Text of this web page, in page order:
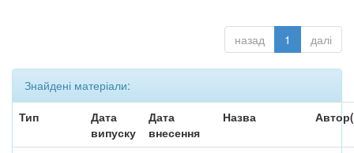
назад 1 далі
Знайдені матеріали:
Тип
Дата
випуску
Дата
внесення
Назва